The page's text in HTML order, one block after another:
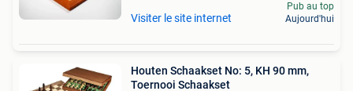
Visiter le site internet
Pub au top
Aujourd'hui
Houten Schaakset No: 5, KH 90 mm,
Toernooi Schaakset